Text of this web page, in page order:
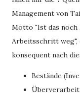
Management von
Motto "Ist das noch
Arbeitsschritt weg",
konsequent nach
Bestände